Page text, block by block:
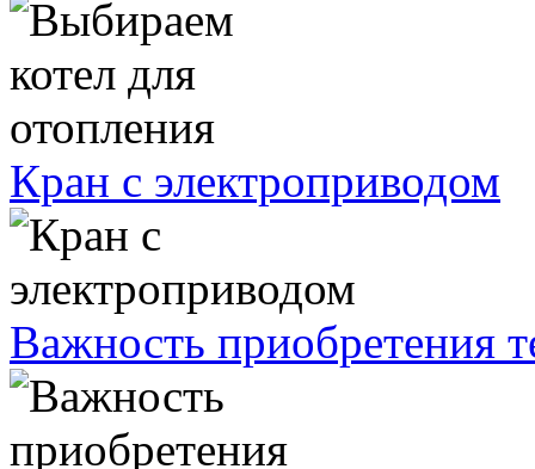
Кран с электроприводом
Важность приобретения